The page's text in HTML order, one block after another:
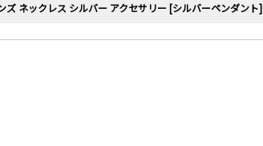
ネックレス シルバー アクセサリー [シルバーペンダント]